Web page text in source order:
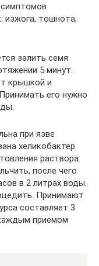
изжога, тошнота,
залить семя
5 минут.
крышкой и
его нужно
при язве
хеликобактер
раствора.
после чего
в 2 литрах воды.
Принимают
составляет 3
приемом